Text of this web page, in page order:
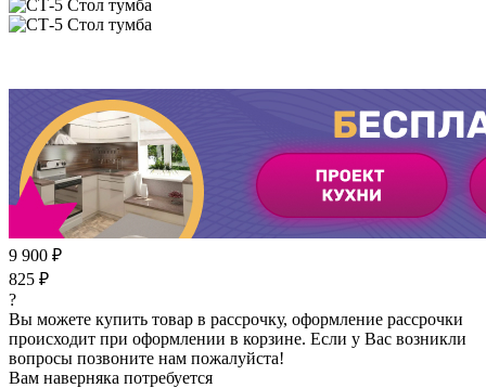
9 900 ₽
825 ₽
?
Вы можете купить товар в рассрочку, оформление рассрочки
происходит при оформлении в корзине. Если у Вас возникли
вопросы позвоните нам пожалуйста!
Вам наверняка потребуется